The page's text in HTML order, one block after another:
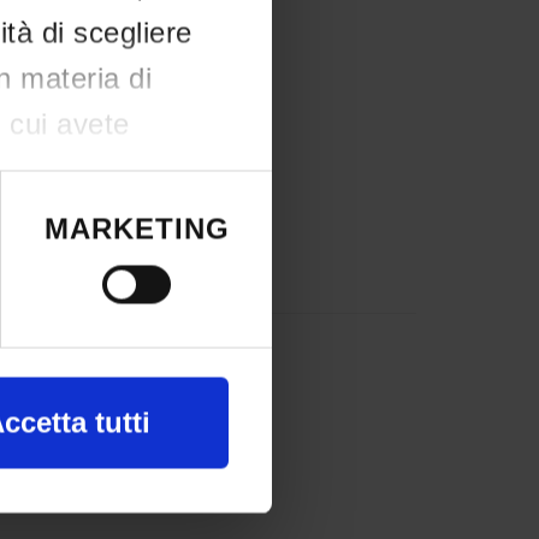
di scegliere
materia di
cui avete
il proprio
o facendo
con
MARKETING
tutti